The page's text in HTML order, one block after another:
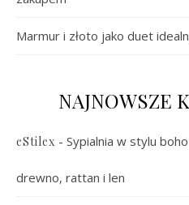
Marmur i złoto jako duet
NAJNOWSZE
eStilex - Sypialnia w stylu
drewno, rattan i len